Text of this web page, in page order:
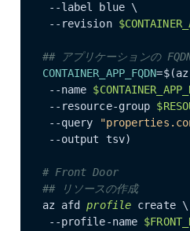
--label blue \
--revision
## アプリケーションの
CONTAINER_APP_FQDN
--name
--resource-group
--query
--output tsv)
# Front Door
## リソースの作成
az afd
profile create \
--profile-name